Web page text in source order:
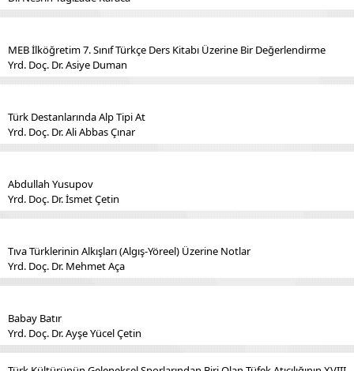
MEB İlköğretim 7. Sınıf Türkçe Ders Kitabı Üzerine Bir Değerlendirme
Yrd. Doç. Dr. Asiye Duman
Türk Destanlarında Alp Tipi At
Yrd. Doç. Dr. Ali Abbas Çınar
Abdullah Yusupov
Yrd. Doç. Dr. İsmet Çetin
Tıva Türklerinin Alkışları (Algış-Yöreel) Üzerine Notlar
Yrd. Doç. Dr. Mehmet Aça
Babay Batır
Yrd. Doç. Dr. Ayşe Yücel Çetin